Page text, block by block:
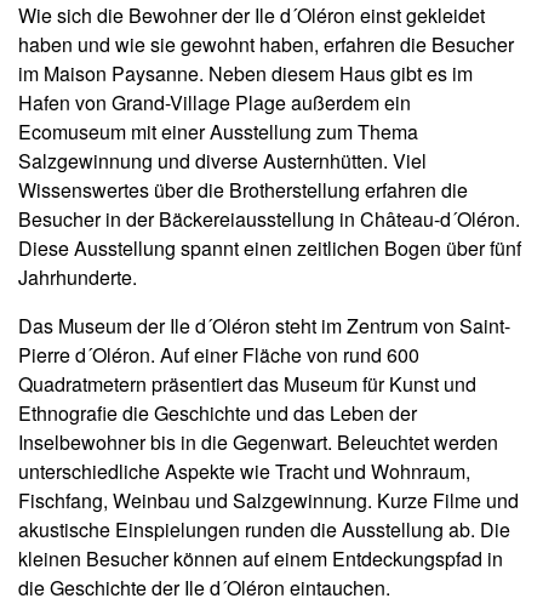
Wie sich die Bewohner der Ile d´Oléron einst gekleidet
haben und wie sie gewohnt haben, erfahren die Besucher
im Maison Paysanne. Neben diesem Haus gibt es im
Hafen von Grand-Village Plage außerdem ein
Ecomuseum mit einer Ausstellung zum Thema
Salzgewinnung und diverse Austernhütten. Viel
Wissenswertes über die Brotherstellung erfahren die
Besucher in der Bäckereiausstellung in Château-d´Oléron.
Diese Ausstellung spannt einen zeitlichen Bogen über fünf
Jahrhunderte.
Das Museum der Ile d´Oléron steht im Zentrum von Saint-
Pierre d´Oléron. Auf einer Fläche von rund 600
Quadratmetern präsentiert das Museum für Kunst und
Ethnografie die Geschichte und das Leben der
Inselbewohner bis in die Gegenwart. Beleuchtet werden
unterschiedliche Aspekte wie Tracht und Wohnraum,
Fischfang, Weinbau und Salzgewinnung. Kurze Filme und
akustische Einspielungen runden die Ausstellung ab. Die
kleinen Besucher können auf einem Entdeckungspfad in
die Geschichte der Ile d´Oléron eintauchen.